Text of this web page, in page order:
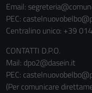
Email:
PEC:
Centralino unico: +39
CONTATTI D.P.O.
Mail: dpo2@dasein.it
PEC:
(Per comunicare